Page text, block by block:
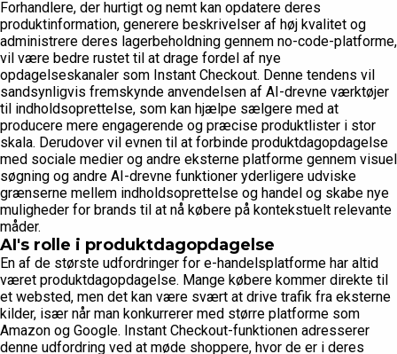
Forhandlere, der hurtigt og nemt kan opdatere deres
produktinformation, generere beskrivelser af høj kvalitet og
administrere deres lagerbeholdning gennem no-code-platforme,
vil være bedre rustet til at drage fordel af nye
opdagelseskanaler som Instant Checkout. Denne tendens vil
sandsynligvis fremskynde anvendelsen af AI-drevne værktøjer
til indholdsoprettelse, som kan hjælpe sælgere med at
producere mere engagerende og præcise produktlister i stor
skala. Derudover vil evnen til at forbinde produktdagopdagelse
med sociale medier og andre eksterne platforme gennem visuel
søgning og andre AI-drevne funktioner yderligere udviske
grænserne mellem indholdsoprettelse og handel og skabe nye
muligheder for brands til at nå købere på kontekstuelt relevante
måder.
AI's rolle i produktdagopdagelse
En af de største udfordringer for e-handelsplatforme har altid
været produktdagopdagelse. Mange købere kommer direkte til
et websted, men det kan være svært at drive trafik fra eksterne
kilder, især når man konkurrerer med større platforme som
Amazon og Google. Instant Checkout-funktionen adresserer
denne udfordring ved at møde shoppere, hvor de er i deres